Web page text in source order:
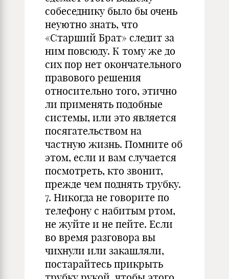
собеседнику было бы очень
неуютно знать, что
«Старший Брат» следит за
ним повсюду. К тому же до
сих пор нет окончательного
правового решения
относительно того, этично
ли применять подобные
системы, или это является
посягательством на
частную жизнь. Помните об
этом, если и вам случается
посмотреть, кто звонит,
прежде чем поднять трубку.
7. Никогда не говорите по
телефону с набитым ртом,
не жуйте и не пейте. Если
во время разговора вы
чихнули или закашляли,
постарайтесь прикрыть